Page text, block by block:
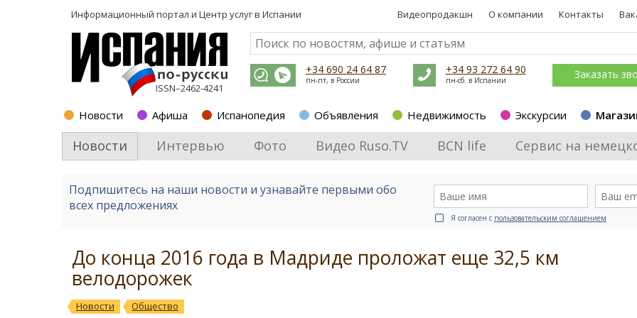
Информационный портал и Центр услуг в Испании Видеопродакшн О компании Контакты
ISSN–2462-4241
+34 690 24 64 87
пн-пт, в России
+34 93 272 64 90
пн-сб. в Испании Заказать
Новости Афиша Испанопедия Объявления Недвижимость Экскурсии
Новости Интервью Фото Видео Ruso.TV BCN life Сервис на
Подпишитесь на наши новости и узнавайте первыми обо
всех предложениях
Я согласен с пользовательским соглашением
До конца 2016 года в Мадриде проложат еще 32,5 км
велодорожек
Новости Общество